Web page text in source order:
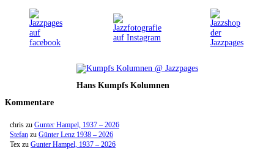
Hans Kumpfs Kolumnen
Kommentare
chris zu Gunter Hampel, 1937 – 2026
Stefan zu Günter Lenz 1938 – 2026
Tex zu Gunter Hampel, 1937 – 2026